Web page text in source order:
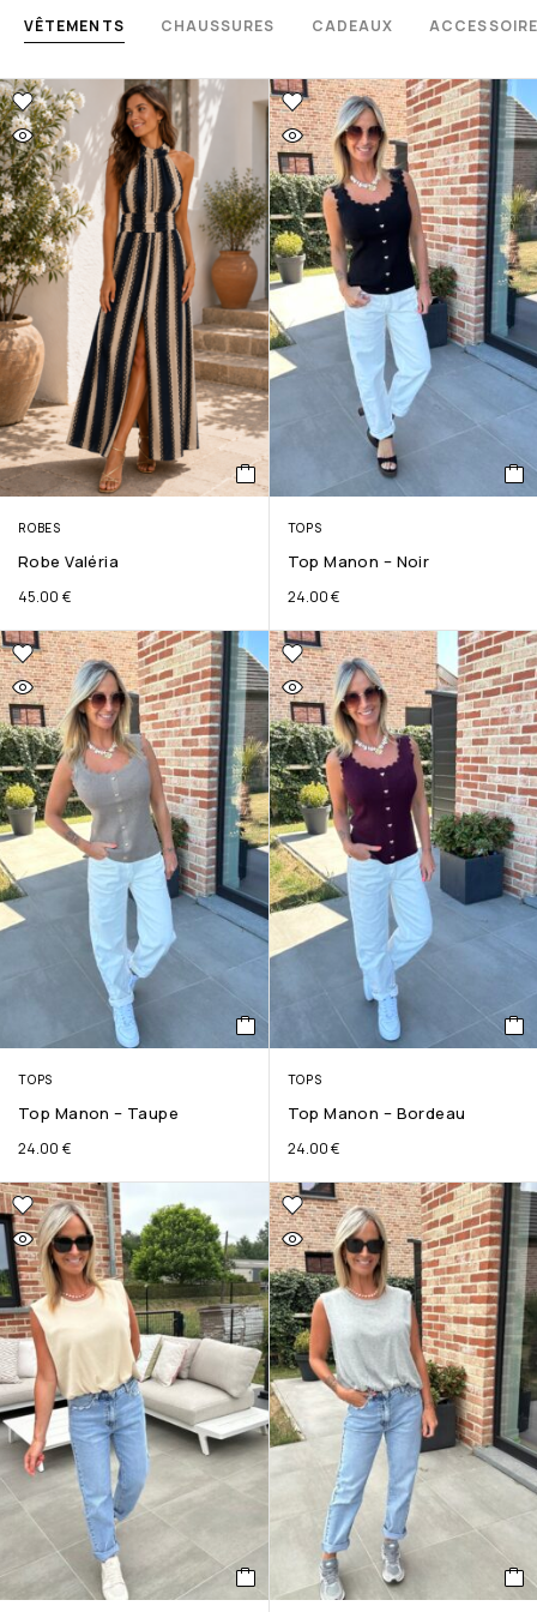
VÊTEMENTS CHAUSSURES CADEAUX
ROBES
Robe Valéria
45.00 €
TOPS
Top Manon – Noir
24.00€
TOPS
Top Manon – Taupe
24.00 €
TOPS
Top Manon – Bordeau
24.00€